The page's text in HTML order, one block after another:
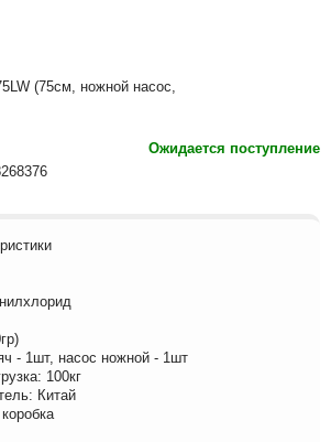
Ожидается поступление
- 1шт, насос ножной - 1шт
100кг
Китай